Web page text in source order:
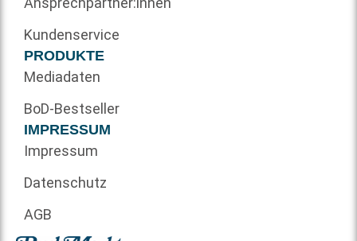
Kundenservice
PRODUKTE
Mediadaten
BoD-Bestseller
IMPRESSUM
Impressum
Datenschutz
AGB